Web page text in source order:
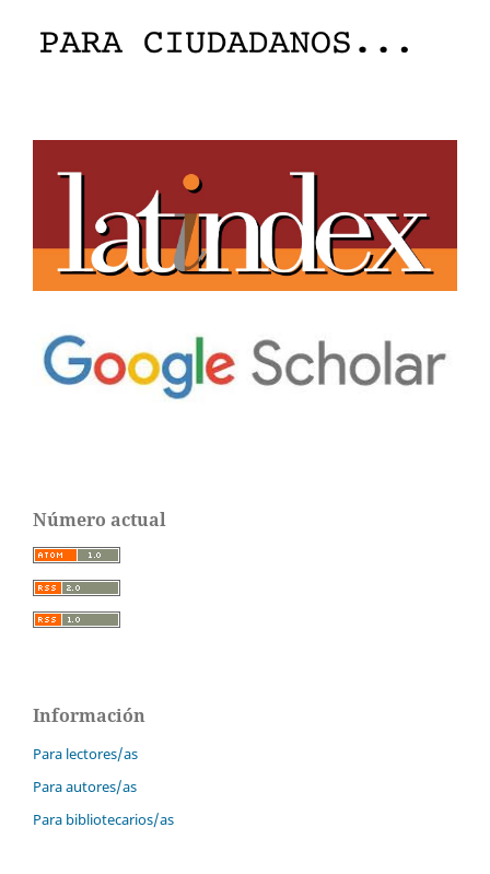
Número actual
Información
Para lectores/as
Para autores/as
Para bibliotecarios/as